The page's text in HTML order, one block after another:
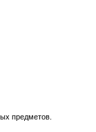
предметов.